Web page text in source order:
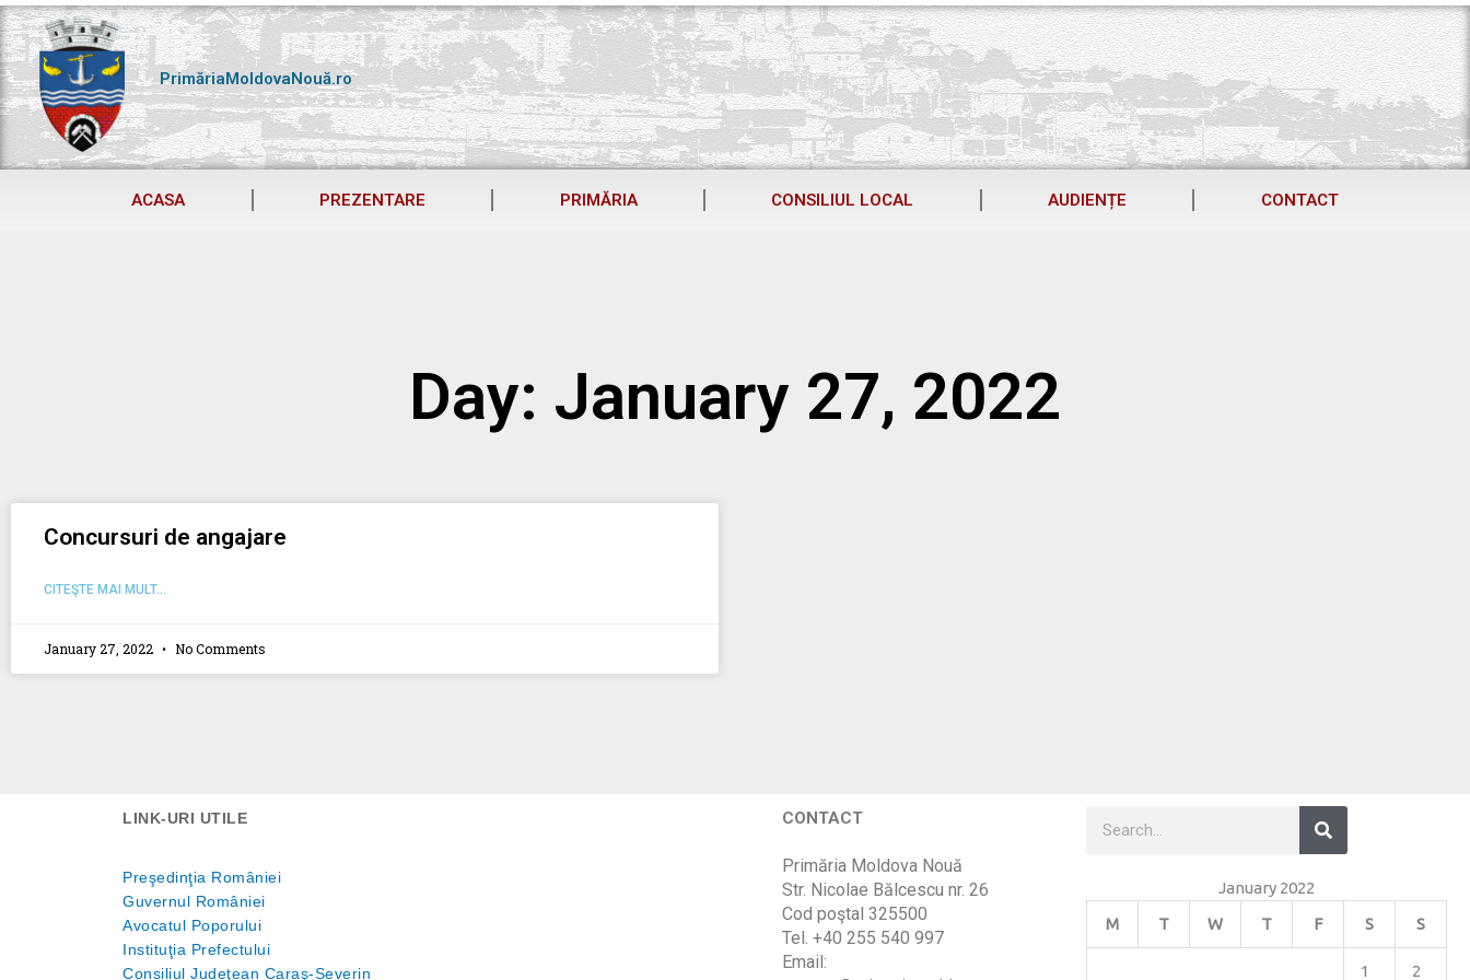
Skip
to
content
PrimăriaMoldovaNouă.ro
ACASA PREZENTARE PRIMĂRIA CONSILIUL LOCAL AUDIENȚE CONTACT
Day: January 27, 2022
Concursuri de angajare
CITEŞTE MAI MULT...
January 27, 2022 No Comments
LINK-URI UTILE
Preşedinţia României
Guvernul României
Avocatul Poporului
Instituţia Prefectului
Consiliul Judeţean Caraş-Severin
CONTACT
Primăria Moldova Nouă
Str. Nicolae Bălcescu nr. 26
Cod poştal 325500
Tel. +40 255 540 997
Email:
Search
January 2022
M
T W T F S S
1 2